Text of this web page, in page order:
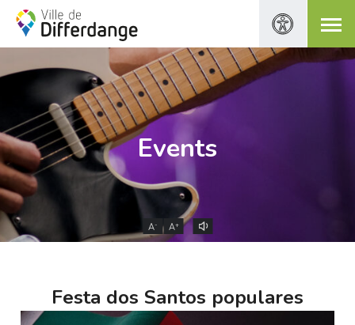
Events
A- A+
Festa dos Santos populares